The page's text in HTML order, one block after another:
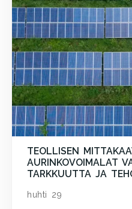
TEOLLISEN
AURINKOVOIMALAT
TARKKUUTTA JA
huhti 29